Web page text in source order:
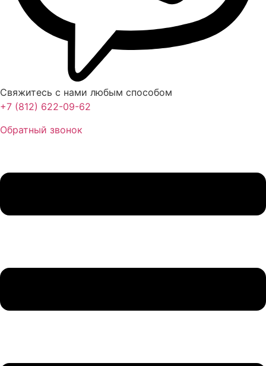
Свяжитесь с нами любым способом
+7 (812) 622-09-62
Обратный звонок